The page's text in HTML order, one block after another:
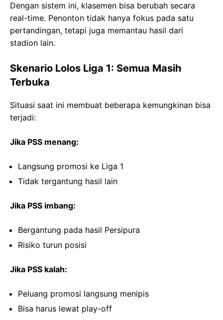
Dengan sistem ini, klasemen bisa berubah secara
real-time. Penonton tidak hanya fokus pada satu
pertandingan, tetapi juga memantau hasil dari
stadion lain.
Skenario Lolos Liga 1: Semua Masih
Terbuka
Situasi saat ini membuat beberapa kemungkinan bisa
terjadi:
Jika PSS menang:
Langsung promosi ke Liga 1
Tidak tergantung hasil lain
Jika PSS imbang:
Bergantung pada hasil Persipura
Risiko turun posisi
Jika PSS kalah:
Peluang promosi langsung menipis
Bisa harus lewat play-off